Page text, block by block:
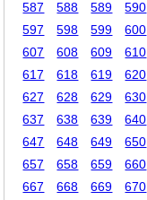
587
588 589 590
597
598 599 600
607
608 609 610
617
618 619 620
627
628 629 630
637
638 639 640
647
648 649 650
657
658 659 660
667
668 669 670